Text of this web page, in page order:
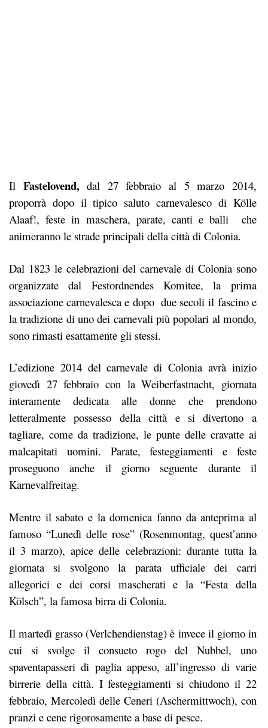
Il Fastelovend,dal 27 febbraio al 5 marzo 2014,
proporrà dopo il tipico saluto carnevalesco di Kölle
Alaaf!, feste in maschera, parate, canti e balli che
animeranno le strade principali della città di Colonia.
Dal 1823 le celebrazioni del carnevale di Colonia sono
organizzate dal Festordnendes Komitee, la prima
associazione carnevalesca e dopo due secoli il fascino e
la tradizione di uno dei carnevali più popolari al mondo,
sono rimasti esattamente gli stessi.
L’edizione 2014 del carnevale di Colonia avrà inizio
giovedì 27 febbraio con la Weiberfastnacht, giornata
interamente dedicata alle donne che prendono
letteralmente possesso della città e si divertono a
tagliare, come da tradizione, le punte delle cravatte ai
malcapitati uomini. Parate, festeggiamenti e feste
proseguono anche il giorno seguente durante il
Karnevalfreitag.
Mentre il sabato e la domenica fanno da anteprima al
famoso “Lunedì delle rose” (Rosenmontag, quest’anno
il 3 marzo), apice delle celebrazioni: durante tutta la
giornata si svolgono la parata ufficiale dei carri
allegorici e dei corsi mascherati e la “Festa della
Kölsch”, la famosa birra di Colonia.
Il martedì grasso (Verlchendienstag) è invece il giorno in
cui si svolge il consueto rogo del Nubbel, uno
spaventapasseri di paglia appeso, all’ingresso di varie
birrerie della città. I festeggiamenti si chiudono il 22
febbraio, Mercoledì delle Ceneri (Aschermittwoch), con
pranzi e cene rigorosamente a base di pesce.